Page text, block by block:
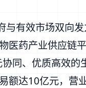
有效市场双向
药产业供应链
同、优质高效
额达10亿元，营